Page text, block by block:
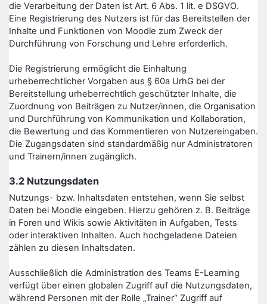
die Verarbeitung der Daten ist Art. 6 Abs. 1 lit. e DSGVO.
Eine Registrierung des Nutzers ist für das Bereitstellen der
Inhalte und Funktionen von Moodle zum Zweck der
Durchführung von Forschung und Lehre erforderlich.
Die Registrierung ermöglicht die Einhaltung
urheberrechtlicher Vorgaben aus § 60a UrhG bei der
Bereitstellung urheberrechtlich geschützter Inhalte, die
Zuordnung von Beiträgen zu Nutzer/innen, die Organisation
und Durchführung von Kommunikation und Kollaboration,
die Bewertung und das Kommentieren von Nutzereingaben.
Die Zugangsdaten sind standardmäßig nur Administratoren
und Trainern/innen zugänglich.
3.2 Nutzungsdaten
Nutzungs- bzw. Inhaltsdaten entstehen, wenn Sie selbst
Daten bei Moodle eingeben. Hierzu gehören z. B. Beiträge
in Foren und Wikis sowie Aktivitäten in Aufgaben, Tests
oder interaktiven Inhalten. Auch hochgeladene Dateien
zählen zu diesen Inhaltsdaten.
Ausschließlich die Administration des Teams E-Learning
verfügt über einen globalen Zugriff auf die Nutzungsdaten,
während Personen mit der Rolle „Trainer“ Zugriff auf